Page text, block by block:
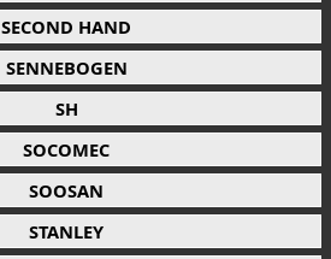
SECOND HAND
SENNEBOGEN
SH
SOCOMEC
SOOSAN
STANLEY